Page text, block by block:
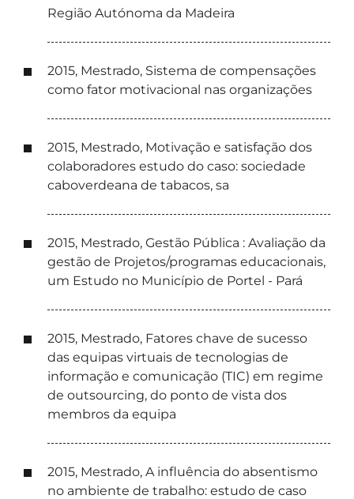
Região Autónoma da Madeira
2015, Mestrado, Sistema de compensações
como fator motivacional nas organizações
2015, Mestrado, Motivação e satisfação dos
colaboradores estudo do caso: sociedade
caboverdeana de tabacos, sa
2015, Mestrado, Gestão Pública : Avaliação da
gestão de Projetos/programas educacionais,
um Estudo no Município de Portel - Pará
2015, Mestrado, Fatores chave de sucesso
das equipas virtuais de tecnologias de
informação e comunicação (TIC) em regime
de outsourcing, do ponto de vista dos
membros da equipa
2015, Mestrado, A influência do absentismo
no ambiente de trabalho: estudo de caso